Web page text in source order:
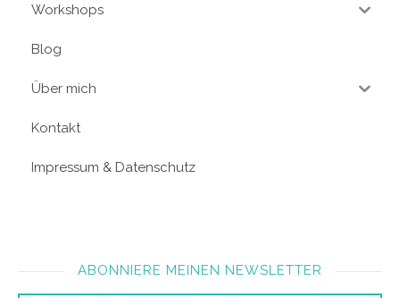
Workshops
Blog
Über mich
Kontakt
Impressum & Datenschutz
ABONNIERE MEINEN NEWSLETTER